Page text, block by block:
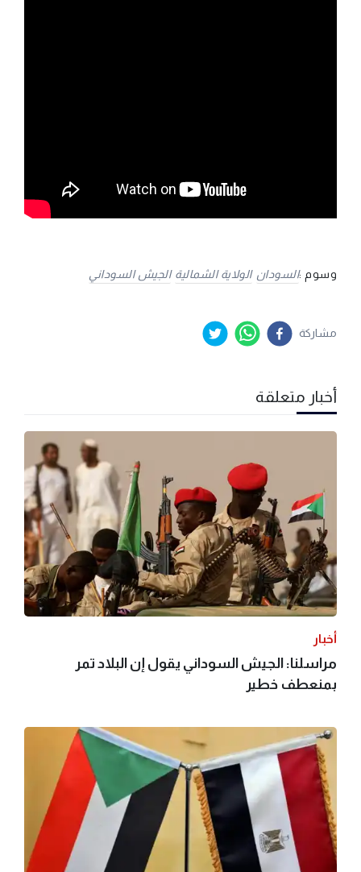
وسوم :السودان الولاية الشمالية الجيش السوداني
مشاركة
أخبار متعلقة
أخبار
مراسلنا: الجيش السوداني يقول إن البلاد تمر
بمنعطف خطير